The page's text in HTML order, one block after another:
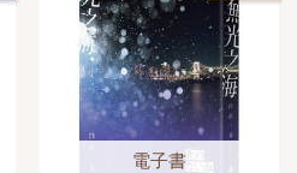
電子書